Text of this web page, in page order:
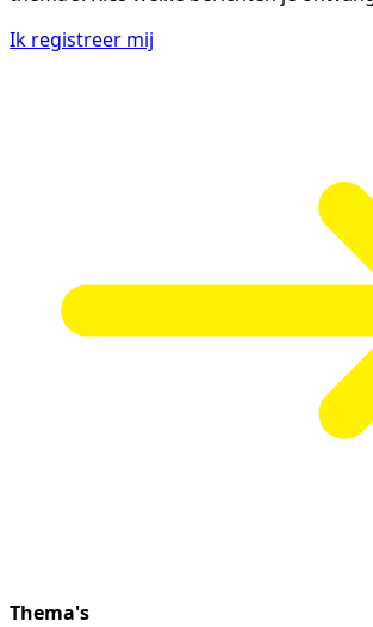
Ik registreer mij
Thema's